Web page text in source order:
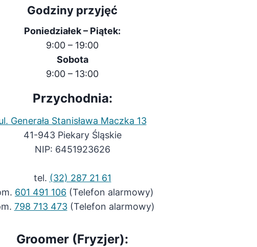
Godziny przyjęć
Poniedziałek – Piątek:
9:00 – 19:00
Sobota
9:00 – 13:00
Przychodnia:
Generała Stanisława Maczka 13
41-943 Piekary Śląskie
NIP: 6451923626
tel. (32) 287 21 61
601 491 106 (Telefon alarmowy)
798 713 473(Telefon alarmowy)
Groomer (Fryzjer):